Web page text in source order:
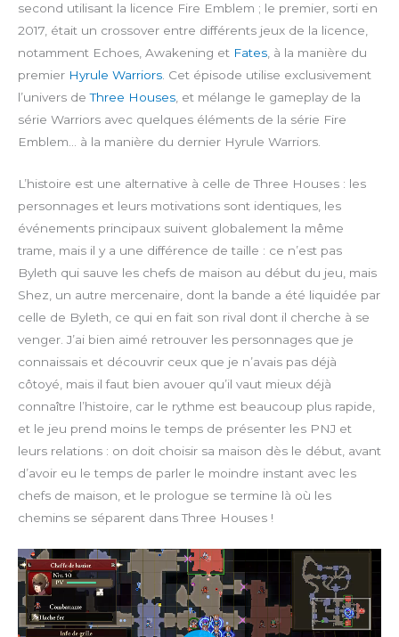
second utilisant la licence Fire Emblem ; le premier, sorti en
2017, était un crossover entre différents jeux de la licence,
notamment Echoes, Awakening et Fates, à la manière du
premier Hyrule Warriors. Cet épisode utilise exclusivement
l’univers deThree Houses, et mélange le gameplay de la
série Warriors avec quelques éléments de la série Fire
Emblem… à la manière du dernier Hyrule Warriors.
L’histoire est une alternative à celle de Three Houses : les
personnages et leurs motivations sont identiques, les
événements principaux suivent globalement la même
trame, mais il y a une différence de taille : ce n’est pas
Byleth qui sauve les chefs de maison au début du jeu, mais
Shez, un autre mercenaire, dont la bande a été liquidée par
celle de Byleth, ce qui en fait son rival dont il cherche à se
venger. J’ai bien aimé retrouver les personnages que je
connaissais et découvrir ceux que je n’avais pas déjà
côtoyé, mais il faut bien avouer qu’il vaut mieux déjà
connaître l’histoire, car le rythme est beaucoup plus rapide,
et le jeu prend moins le temps de présenter les PNJ et
leurs relations : on doit choisir sa maison dès le début, avant
d’avoir eu le temps de parler le moindre instant avec les
chefs de maison, et le prologue se termine là où les
chemins se séparent dans Three Houses !